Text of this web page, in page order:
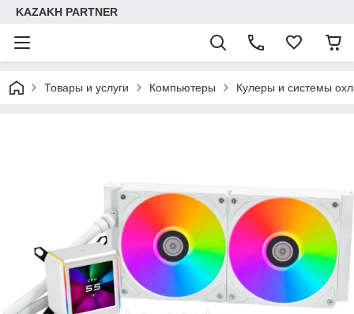
KAZAKH PARTNER
Товары и услуги Компьютеры Кулеры и системы